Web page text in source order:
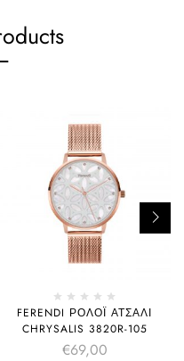
FERENDI ΡΟΛΌΙ ΑΤΣΆΛΙ
CHRYSALIS 3820R-105
€69,00